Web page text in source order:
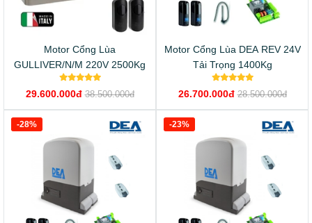
Motor Cổng Lùa
GULLIVER/N/M 220V 2500Kg
29.600.000đ 38.500.000đ
Motor Cổng Lùa DEA REV 24V
Tải Trọng 1400Kg
26.700.000đ 28.500.000đ
-28% -23%